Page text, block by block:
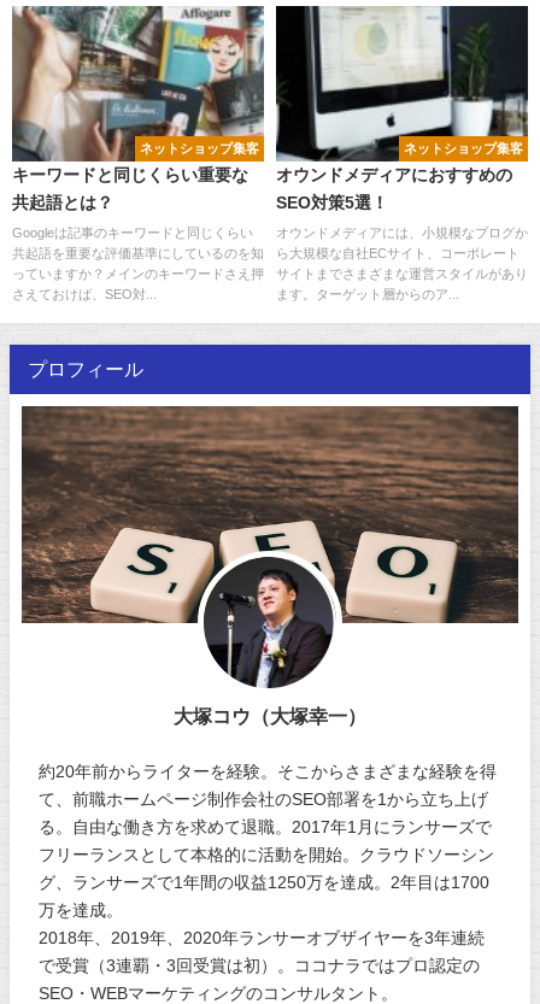
ネットショップ集客
キーワードと同じくらい重要な
共起語とは？
Googleは記事のキーワードと同じくらい
共起語を重要な評価基準にしているのを知
っていますか？メインのキーワードさえ押
さえておけば、SEO対...
ネットショップ集客
オウンドメディアにおすすめの
SEO対策5選！
オウンドメディアには、小規模なブログか
ら大規模な自社ECサイト、コーポレート
サイトまでさまざまな運営スタイルがあり
ます。ターゲット層からのア...
プロフィール
大塚コウ（大塚幸一）
約20年前からライターを経験。そこからさまざまな経験を得
て、前職ホームページ制作会社のSEO部署を1から立ち上げ
る。自由な働き方を求めて退職。2017年1月にランサーズで
フリーランスとして本格的に活動を開始。クラウドソーシン
グ、ランサーズで1年間の収益1250万を達成。2年目は1700
万を達成。
2018年、2019年、2020年ランサーオブザイヤーを3年連続
で受賞（3連覇・3回受賞は初）。ココナラではプロ認定の
SEO・WEBマーケティングのコンサルタント。